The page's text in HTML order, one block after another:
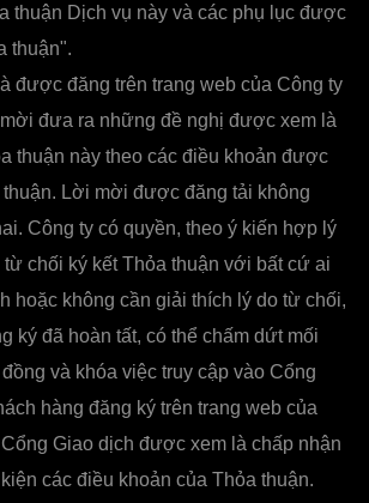
thuận Dịch vụ này và các phụ lục được
thuận".
được đăng trên trang web của Công ty
đưa ra những đề nghị được xem là
thuận này theo các điều khoản được
Lời mời được đăng tải không
Công ty có quyền, theo ý kiến hợp lý
từ chối ký kết Thỏa thuận với bất cứ ai
hoặc không cần giải thích lý do từ chối,
ký đã hoàn tất, có thể chấm dứt mối
và khóa việc truy cập vào Cổng
hàng đăng ký trên trang web của
Giao dịch được xem là chấp nhận
các điều khoản của Thỏa thuận.